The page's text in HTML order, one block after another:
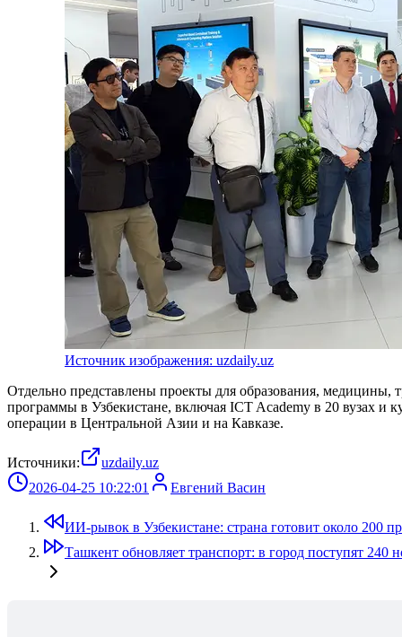
Источник изображения: uzdaily.uz
Отдельно представлены проекты для образования, медицины,
программы в Узбекистане, включая ICT Academy в 20 вузах и
операции в Центральной Азии и на Кавказе.
Источники:
uzdaily.uz
2026-04-25 10:22:01
Евгений Васин
ИИ-рывок в Узбекистане: страна готовит около 200
Ташкент обновляет транспорт: в город поступят 240